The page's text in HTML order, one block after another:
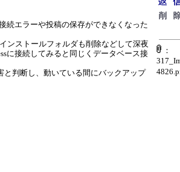
続エラーや投稿の保存ができなくなった
ンストールフォルダも削除などして深夜
に接続してみると同じくデータベース接
判断し、動いている間にバックアップ
：